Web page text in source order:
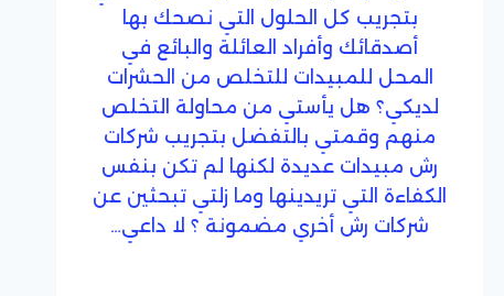
بتجريب كل الحلول التي نصحك بها
أصدقائك وأفراد العائلة والبائع في
المحل للمبيدات للتخلص من الحشرات
لديكي؟ هل يأستي من محاولة التخلص
منهم وقمتي بالتفضل بتجريب شركات
رش مبيدات عديدة لكنها لم تكن بنفس
الكفاءة التي تريدينها وما زلتي تبحثين عن
شركات رش أخري مضمونة ؟ لا داعي…